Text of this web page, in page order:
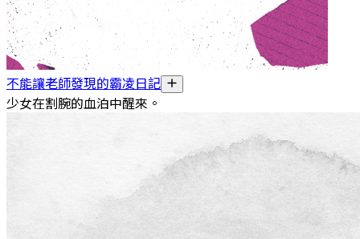
不能讓老師發現的霸凌日記
少女在割腕的血泊中醒來。